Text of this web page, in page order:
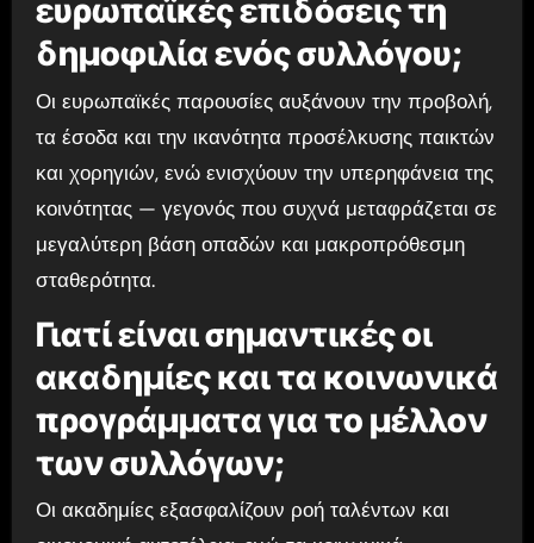
ευρωπαϊκές επιδόσεις τη
δημοφιλία ενός συλλόγου;
Οι ευρωπαϊκές παρουσίες αυξάνουν την προβολή,
τα έσοδα και την ικανότητα προσέλκυσης παικτών
και χορηγιών, ενώ ενισχύουν την υπερηφάνεια της
κοινότητας — γεγονός που συχνά μεταφράζεται σε
μεγαλύτερη βάση οπαδών και μακροπρόθεσμη
σταθερότητα.
Γιατί είναι σημαντικές οι
ακαδημίες και τα κοινωνικά
προγράμματα για το μέλλον
των συλλόγων;
Οι ακαδημίες εξασφαλίζουν ροή ταλέντων και